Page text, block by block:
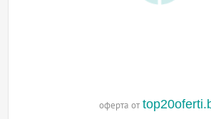
оферта от